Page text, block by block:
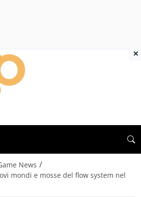
News /
mondi e mosse del flow system nel
×